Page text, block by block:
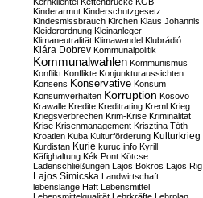
Kinderarmut Kinderschutzgesetz
Kindesmissbrauch Kirchen Klaus Johannis
Kleiderordnung Kleinanleger
Klimaneutralität Klimawandel Klubrádió
Klára Dobrev Kommunalpolitik
Kommunalwahlen Kommunismus
Konflikt Konflikte Konjunkturaussichten
Konsens Konservative Konsum
Konsumverhalten Korruption Kosovo
Krawalle Kredite Kreditrating Kreml Krieg
Kriegsverbrechen Krim-Krise Kriminalität
Krise Krisenmanagement Krisztina Tóth
Kroatien Kuba Kulturförderung Kulturkrieg
Kurdistan Kurie kuruc.info Kyrill
Käfighaltung Kék Pont Kötcse
Ladenschließungen Lajos Bokros Lajos Rig
Lajos Simicska Landwirtschaft
lebenslange Haft Lebensmittel